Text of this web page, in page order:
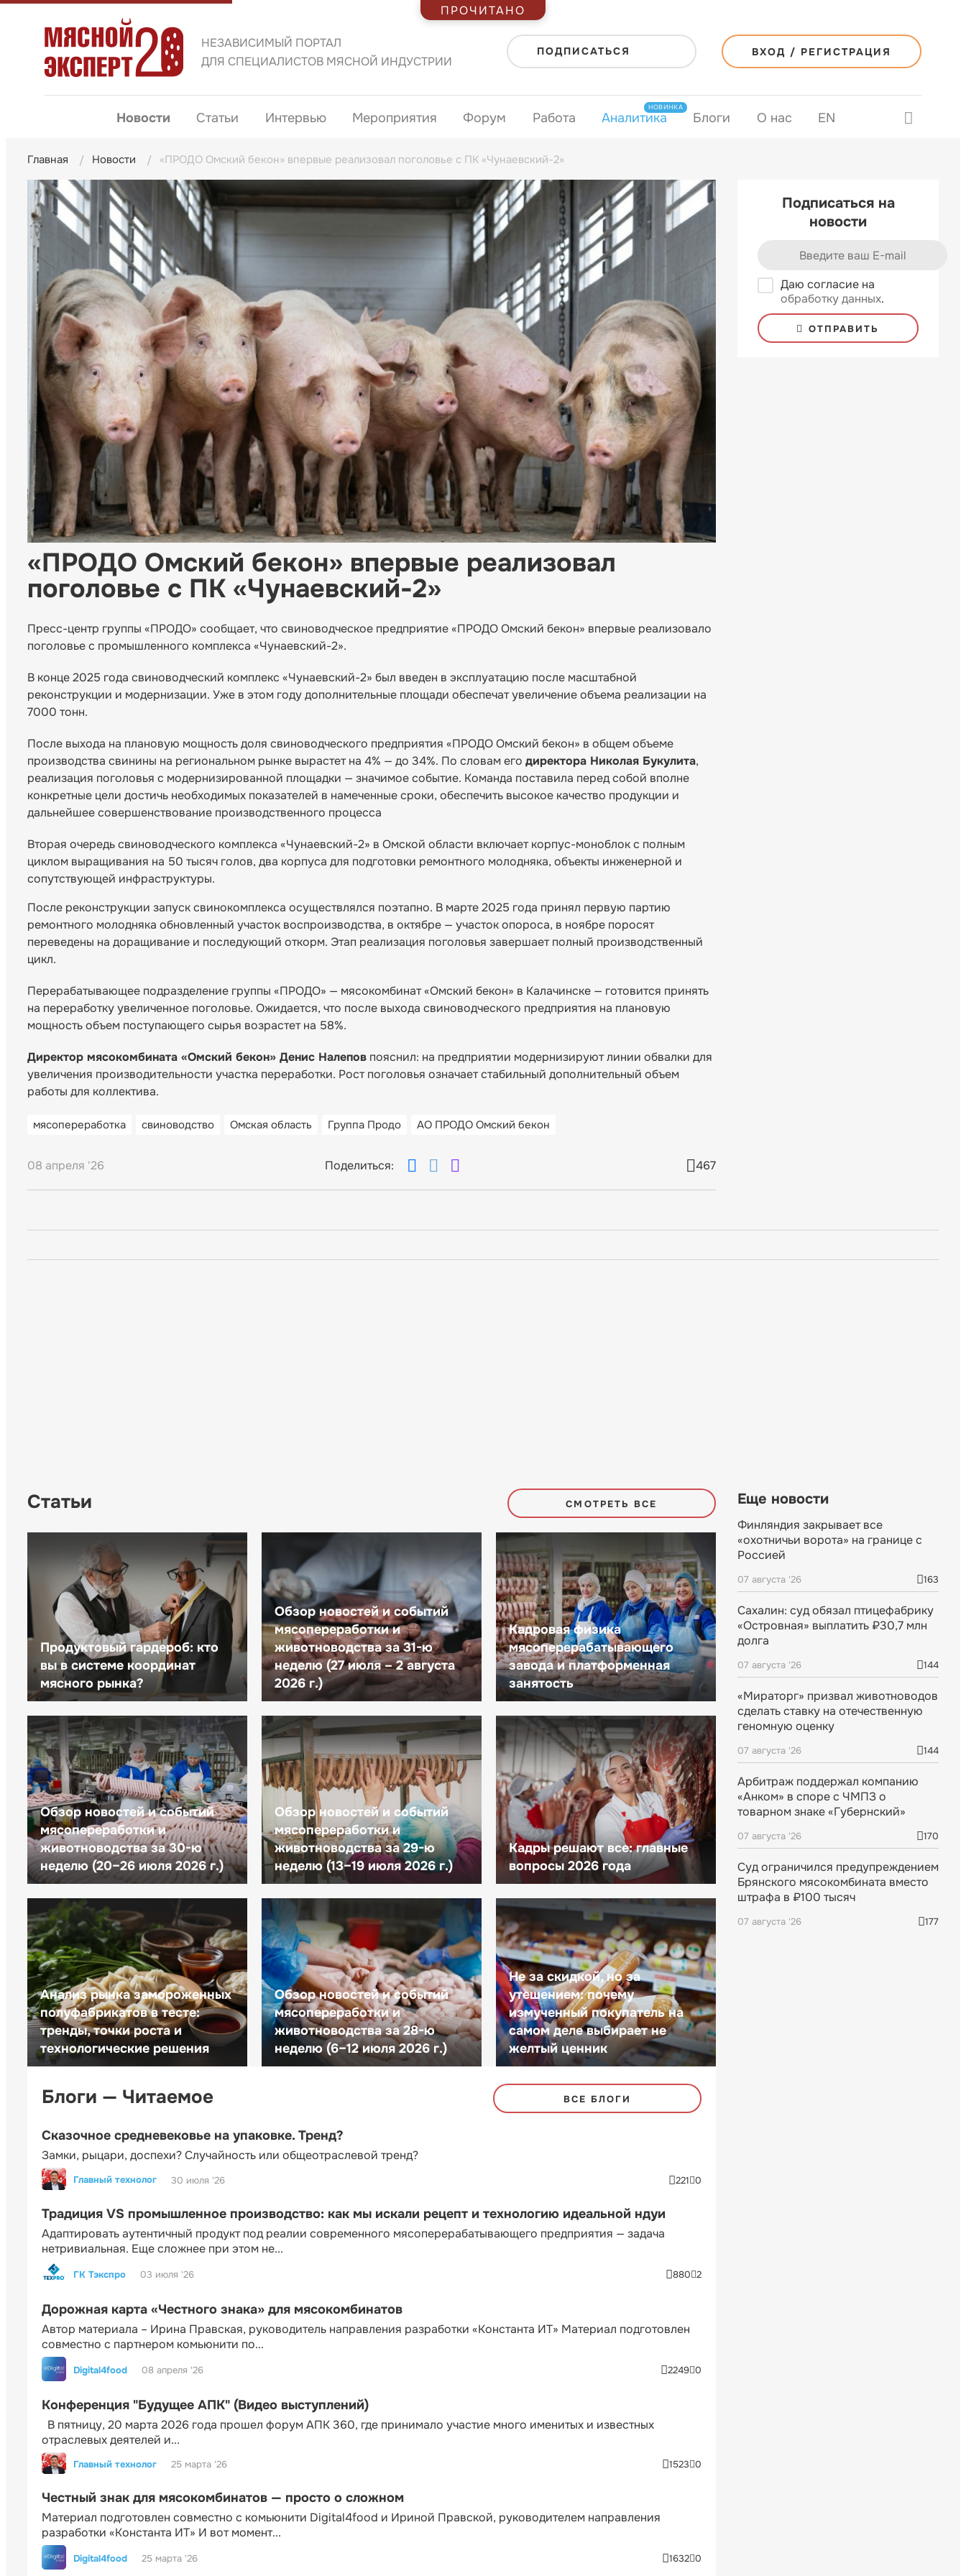
НЕЗАВИСИМЫЙ ПОРТАЛ
ДЛЯ СПЕЦИАЛИСТОВ МЯСНОЙ ИНДУСТРИИ
ПОДПИСАТЬСЯ ВХОД / РЕГИСТРАЦИЯ
Новости Статьи Интервью Мероприятия Форум Работа Аналитика
НОВИНКА
Блоги О нас EN
Главная Новости «ПРОДО Омский бекон» впервые реализовал поголовье с ПК «Чунаевский-2»
«ПРОДО Омский бекон» впервые реализовал
поголовье с ПК «Чунаевский-2»
Пресс-центр группы «ПРОДО» сообщает, что свиноводческое предприятие «ПРОДО Омский бекон» впервые реализовало
поголовье с промышленного комплекса «Чунаевский-2».
В конце 2025 года свиноводческий комплекс «Чунаевский-2» был введен в эксплуатацию после масштабной
реконструкции и модернизации. Уже в этом году дополнительные площади обеспечат увеличение объема реализации на
7000 тонн.
После выхода на плановую мощность доля свиноводческого предприятия «ПРОДО Омский бекон» в общем объеме
производства свинины на региональном рынке вырастет на 4% — до 34%. По словам его директора Николая Букулита,
реализация поголовья с модернизированной площадки — значимое событие. Команда поставила перед собой вполне
конкретные цели достичь необходимых показателей в намеченные сроки, обеспечить высокое качество продукции и
дальнейшее совершенствование производственного процесса
Вторая очередь свиноводческого комплекса «Чунаевский-2» в Омской области включает корпус-моноблок с полным
циклом выращивания на 50 тысяч голов, два корпуса для подготовки ремонтного молодняка, объекты инженерной и
сопутствующей инфраструктуры.
После реконструкции запуск свинокомплекса осуществлялся поэтапно. В марте 2025 года принял первую партию
ремонтного молодняка обновленный участок воспроизводства, в октябре — участок опороса, в ноябре поросят
переведены на доращивание и последующий откорм. Этап реализация поголовья завершает полный производственный
цикл.
Перерабатывающее подразделение группы «ПРОДО» — мясокомбинат «Омский бекон» в Калачинске — готовится принять
на переработку увеличенное поголовье. Ожидается, что после выхода свиноводческого предприятия на плановую
мощность объем поступающего сырья возрастет на 58%.
Директор мясокомбината «Омский бекон» Денис Налепов пояснил: на предприятии модернизируют линии обвалки для
увеличения производительности участка переработки. Рост поголовья означает стабильный дополнительный объем
работы для коллектива.
мясопереработка свиноводство Омская область Группа Продо АО ПРОДО Омский бекон
08 апреля '26 Поделиться: 467
Подписаться на
новости
Даю согласие на
обработку данных.
ОТПРАВИТЬ
Статьи СМОТРЕТЬ ВСЕ
Продуктовый гардероб: кто
вы в системе координат
мясного рынка?
Обзор новостей и событий
мясопереработки и
животноводства за 31-ю
неделю (27 июля – 2 августа
2026 г.)
Кадровая физика
мясоперерабатывающего
завода и платформенная
занятость
Обзор новостей и событий
мясопереработки и
животноводства за 30-ю
неделю (20–26 июля 2026 г.)
Обзор новостей и событий
мясопереработки и
животноводства за 29-ю
неделю (13–19 июля 2026 г.)
Кадры решают все: главные
вопросы 2026 года
Анализ рынка замороженных
полуфабрикатов в тесте:
тренды, точки роста и
технологические решения
Обзор новостей и событий
мясопереработки и
животноводства за 28-ю
неделю (6–12 июля 2026 г.)
Не за скидкой, но за
утешением: почему
измученный покупатель на
самом деле выбирает не
желтый ценник
Блоги — Читаемое ВСЕ БЛОГИ
Сказочное средневековье на упаковке. Тренд?
Замки, рыцари, доспехи? Случайность или общеотраслевой тренд?
Главный технолог 30 июля '26 221 0
Традиция VS промышленное производство: как мы искали рецепт и технологию идеальной ндуи
Адаптировать аутентичный продукт под реалии современного мясоперерабатывающего предприятия — задача
нетривиальная. Еще сложнее при этом не...
ГК Тэкспро 03 июля '26 880 2
Дорожная карта «Честного знака» для мясокомбинатов
Автор материала – Ирина Правская, руководитель направления разработки «Константа ИТ» Материал подготовлен
совместно с партнером комьюнити по...
Digital4food 08 апреля '26 2249 0
Конференция "Будущее АПК" (Видео выступлений)
В пятницу, 20 марта 2026 года прошел форум АПК 360, где принимало участие много именитых и известных
отраслевых деятелей и...
Главный технолог 25 марта '26 1523 0
Честный знак для мясокомбинатов — просто о сложном
Материал подготовлен совместно с комьюнити Digital4food и Ириной Правской, руководителем направления
разработки «Константа ИТ» И вот момент...
Digital4food 25 марта '26 1632 0
Еще новости
Финляндия закрывает все
«охотничьи ворота» на границе с
Россией
07 августа '26 163
Сахалин: суд обязал птицефабрику
«Островная» выплатить ₽30,7 млн
долга
07 августа '26 144
«Мираторг» призвал животноводов
сделать ставку на отечественную
геномную оценку
07 августа '26 144
Арбитраж поддержал компанию
«Анком» в споре с ЧМПЗ о
товарном знаке «Губернский»
07 августа '26 170
Суд ограничился предупреждением
Брянского мясокомбината вместо
штрафа в ₽100 тысяч
07 августа '26 177
ПРОЧИТАНО